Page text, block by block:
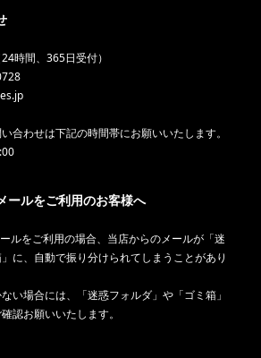
時間、365日受付）
合わせは下記の時間帯にお願いいたします。
ールをご利用のお客様へ
ルをご利用の場合、当店からのメールが「迷
に、自動で振り分けられてしまうことがあり
い場合には、「迷惑フォルダ」や「ゴミ箱」
認お願いいたします。